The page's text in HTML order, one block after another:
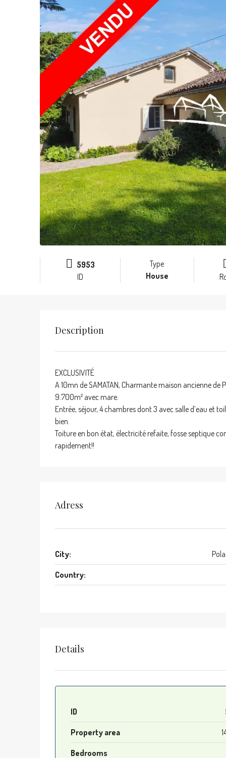
5953
ID
Type
House
Description
EXCLUSIVITÉ
A 10mn de SAMATAN, Charmante maison ancienne de
9.700m² avec mare.
Entrée, séjour, 4 chambres dont 3 avec salle d’eau et
bien.
Toiture en bon état, électricité refaite, fosse septique
rapidement!!
Adress
City:
Country:
Details
ID
Property area
Bedrooms